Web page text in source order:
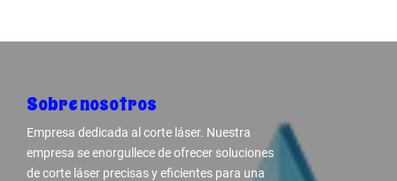
Sobre nosotros
Empresa dedicada al corte láser. Nuestra
empresa se enorgullece de ofrecer soluciones
de corte láser precisas y eficientes para una